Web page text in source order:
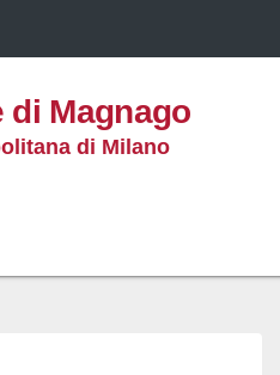
di Magnago
di Milano